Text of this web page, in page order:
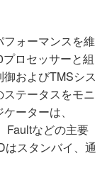
ォーマンスを維
ロセッサーと組
およびTMSシス
テータスをモニ
ーターは、
Faultなどの主要
スタンバイ、通